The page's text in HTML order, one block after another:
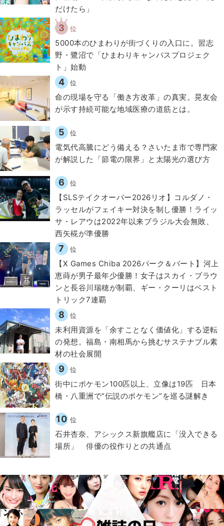
だけたら」
3 位
5000本のひまわりが街づくりの入口に。習志
野・鷺沼で「ひまわりキャンパスプロジェク
ト」始動
4 位
​命の現場を守る「働き方改革」の真実。晃友会
が示す持続可能な地域医療の道筋とは。
5 位
電気代高騰にどう備える？さいたま市で専門家
が解説した「節電の限界」と太陽光の選び方
6 位
【SLSテイクオーバー2026リオ】コルダノ・
ラッセルがフェイキー対決を制し優勝！ライッ
サ・レアウは2022年以来ブラジル大会無敗、
西矢椛が準優勝
7 位
【X Games Chiba 2026パーク＆バート】河上
恵蒔が男子最年少優勝！女子はスカイ・ブラウ
ンと長谷川瑞穂が制覇、ギー・クーリはベスト
トリック7連覇
8 位
​​未利用資源を「余すことなく価値化」する逆転
の発想。福島・南相馬から挑むサステナブル素
材の社会展開​
9 位
街中にポケモン100匹以上、立像は19匹 日本
橋・八重洲で“伝説のポケモン”を巡る謎解き
10 位
石井杏奈、アシックス新旗艦店に「没入できる
場所」 俳優の役作りとの共通点